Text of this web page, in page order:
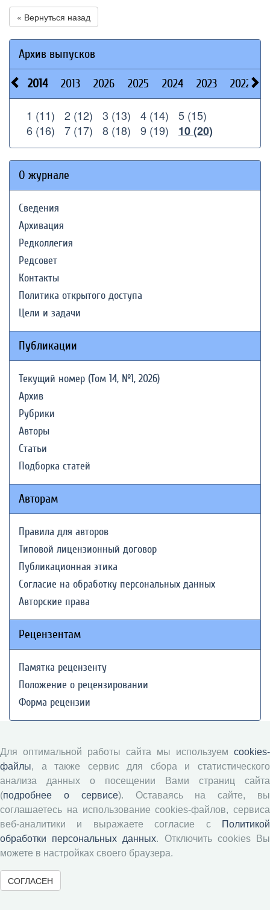
« Вернуться назад
Архив выпусков
2014 2013 2026 2025 2024 2023 2022
1 (11) 2 (12) 3 (13) 4 (14)
5 (15)
6 (16)
7 (17) 8 (18) 9 (19) 10 (20)
О журнале
Сведения
Архивация
Редколлегия
Редсовет
Контакты
Политика открытого доступа
Цели и задачи
Публикации
Текущий номер (Том 14, №1, 2026)
Архив
Рубрики
Авторы
Статьи
Подборка статей
Авторам
Правила для авторов
Типовой лицензионный договор
Публикационная этика
Согласие на обработку персональных данных
Авторские права
Рецензентам
Памятка рецензенту
Положение о рецензировании
Форма рецензии
Журналы ВолНЦ РАН
Экономические и социальные перемены
Проблемы развития территории
Вопросы территориального развития
Социальное пространство
Юный экономист
Для оптимальной работы сайта мы используем cookies-
файлы, а также сервис для сбора и статистического
анализа данных о посещении Вами страниц сайта
(подробнее о сервисе). Оставаясь на сайте, вы
соглашаетесь на использование cookies-файлов, сервиса
веб-аналитики и выражаете согласие с
Политикой
обработки персональных данных. Отключить cookies Вы
можете в настройках своего браузера.
СОГЛАСЕН